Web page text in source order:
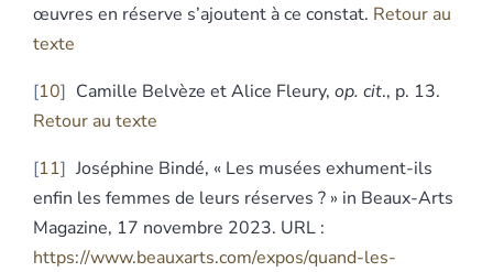
œuvres en réserve s’ajoutent à ce constat. Retour au
texte
10
Camille Belvèze et Alice Fleury, op. cit., p. 13.
Retour au texte
11
Joséphine Bindé, « Les musées exhument-ils
enfin les femmes de leurs réserves ? » in Beaux-Arts
Magazine, 17 novembre 2023. URL :
https://www.beauxarts.com/expos/quand-les-